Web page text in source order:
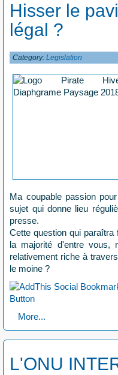
Hisser le
légal ?
Category:Legislation
Ma coupable passion
sujet qui donne lieu
presse.
Cette question qui
la majorité d'entre vous,
relativement riche à
le moine ?
More...
L'ONU